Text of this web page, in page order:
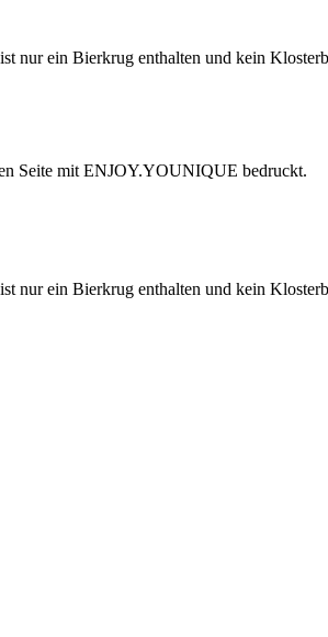
nur ein Bierkrug enthalten und kein
Seite mit ENJOY.YOUNIQUE bedruckt.
nur ein Bierkrug enthalten und kein